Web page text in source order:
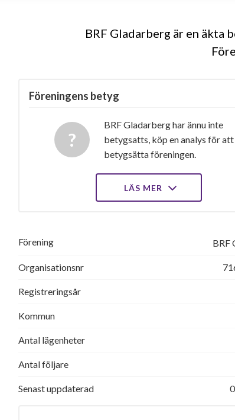
BRF Gladarberg är en
Föreningens betyg
BRF Gladarberg har ännu inte
betygsatts, köp en analys för att
betygsätta föreningen.
LÄS MER
Förening BRF
Organisationsnr
Registreringsår
Kommun
Antal lägenheter
Antal följare
Senast uppdaterad